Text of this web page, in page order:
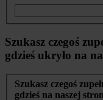
Szukasz czegoś
gdzieś ukryło na
Szukasz czegoś
gdzieś na naszej